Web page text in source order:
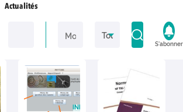
Actualités
S'abonner